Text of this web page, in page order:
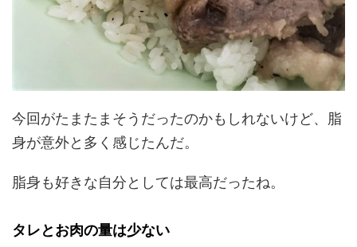
今回がたまたまそうだったのかもしれないけど、脂
身が意外と多く感じたんだ。
脂身も好きな自分としては最高だったね。
タレとお肉の量は少ない